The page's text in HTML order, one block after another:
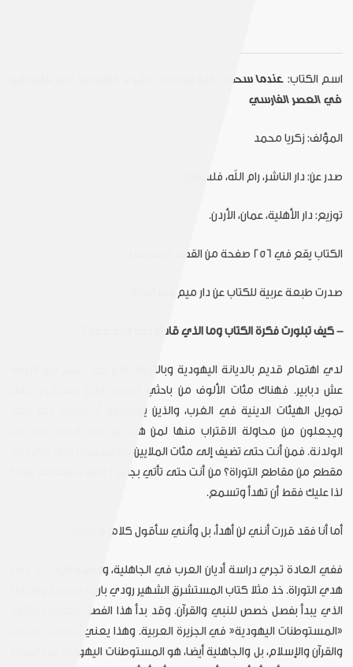
اسم الكتاب: عندما سحقت حية موسى: نشوء اليهودية في فلسطين
في العصر الفارسي
المؤلف: زكريا محمد
صدر عن: دار الناشر، رام الله، فلسطين.
توزيع: دار الأهلية، عمان، الأردن.
الكتاب يقع في 256 صفحة من القطع المتوسط.
صدرت طبعة عربية للكتاب عن دار ميم في الجزائر.
- كيف تبلورت فكرة الكتاب وما الذي قادك نحو الموضوع؟
لدي اهتمام قديم بالديانة اليهودية وبالتوراة. لكن كما تعلم فإن التوراة
عش دبابير. فهناك مئات الألوف من باحثي التوراة، الذين يعتاشون على
تمويل الهيئات الدينية في الغرب، والذين يعتقدون أن التوراة حكر لهم،
ويجعلون من محاولة الاقتراب منها لمن هم من خارج الحقل نوعا من
الولدنة. فمن أنت حتى تضيف إلى مئات الملايين من الصفحات التي طالت كل
مقطع من مقاطع التوراة؟ من أنت حتى تأتي بجديد؟ ومن سيستمع إليك؟
لذا عليك فقط أن تهدأ وتسمع.
أما أنا فقد قررت أنني لن أهدأ، بل وأنني سأقول كلاما مختلفا.
ففي العادة تجري دراسة أديان العرب في الجاهلية، ودراسة الإسلام، على
هدي التوراة. خذ مثلا كتاب المستشرق الشهير رودي باريت «محمد والقرآن»
الذي يبدأ بفصل خصص للنبي والقرآن. وقد بدأ هذا الفصل بالعنوان التالي:
«المستوطنات اليهودية« في الجزيرة العربية. وهذا يعني أن مفتاح محمد
والقرآن والإسلام، بل والجاهلية أيضا، هو المستوطنات اليهودية في الجزيرة